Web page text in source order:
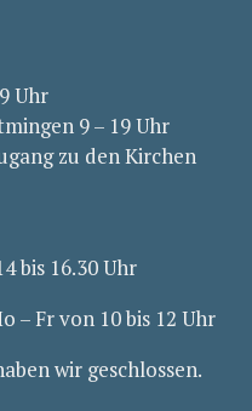
Uhr
9 – 19 Uhr
zu den Kirchen
bis 16.30 Uhr
– Fr von 10 bis 12 Uhr
wir geschlossen.